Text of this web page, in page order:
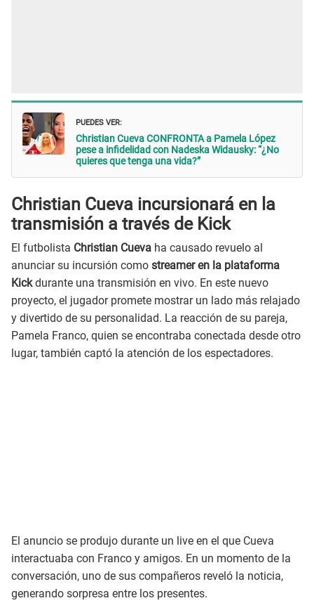
PUEDES VER:
Christian Cueva CONFRONTA a Pamela López
pese a infidelidad con Nadeska Widausky: “¿No
quieres que tenga una vida?”
Christian Cueva incursionará en la
transmisión a través de Kick
El futbolista Christian Cueva ha causado revuelo al
anunciar su incursión como streamer en la plataforma
Kickdurante una transmisión en vivo. En este nuevo
proyecto, el jugador promete mostrar un lado más relajado
y divertido de su personalidad. La reacción de su pareja,
Pamela Franco, quien se encontraba conectada desde otro
lugar, también captó la atención de los espectadores.
El anuncio se produjo durante un live en el que Cueva
interactuaba con Franco y amigos. En un momento de la
conversación, uno de sus compañeros reveló la noticia,
generando sorpresa entre los presentes.